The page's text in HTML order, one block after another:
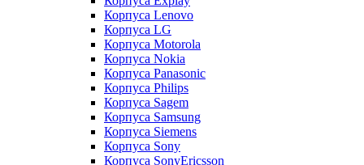
Корпуса Lenovo
Корпуса LG
Корпуса Motorola
Корпуса Nokia
Корпуса Panasonic
Корпуса Philips
Корпуса Sagem
Корпуса Samsung
Корпуса Siemens
Корпуса Sony
Корпуса SonyEricsson